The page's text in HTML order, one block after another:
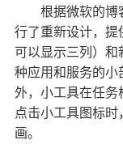
根据微软的博
行了重新设计，提
可以显示三列）
种应用和服务的小
外，小工具在任务
点击小工具图标
画。